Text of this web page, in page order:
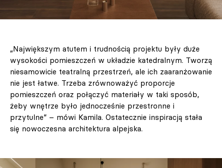
„Największym atutem i trudnością projektu były duże
wysokości pomieszczeń w układzie katedralnym. Tworzą
niesamowicie teatralną przestrzeń, ale ich zaaranżowanie
nie jest łatwe. Trzeba zrównoważyć proporcje
pomieszczeń oraz połączyć materiały w taki sposób,
żeby wnętrze było jednocześnie przestronne i
przytulne” – mówi Kamila. Ostatecznie inspiracją stała
się nowoczesna architektura alpejska.